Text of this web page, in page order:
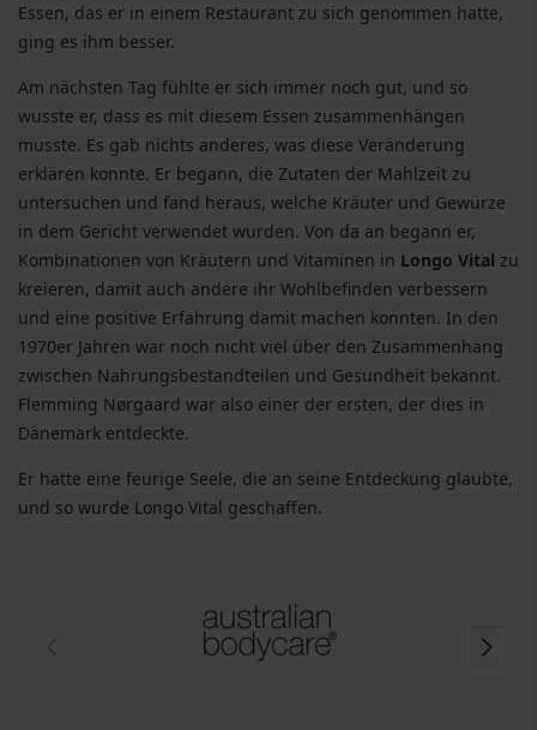
Essen, das er in einem Restaurant zu sich genommen hatte,
ging es ihm besser.
Am nächsten Tag fühlte er sich immer noch gut, und so
wusste er, dass es mit diesem Essen zusammenhängen
musste. Es gab nichts anderes, was diese Veränderung
erklären konnte. Er begann, die Zutaten der Mahlzeit zu
untersuchen und fand heraus, welche Kräuter und Gewürze
in dem Gericht verwendet wurden. Von da an begann er,
Kombinationen von Kräutern und Vitaminen in Longo Vital zu
kreieren, damit auch andere ihr Wohlbefinden verbessern
und eine positive Erfahrung damit machen konnten. In den
1970er Jahren war noch nicht viel über den Zusammenhang
zwischen Nahrungsbestandteilen und Gesundheit bekannt.
Flemming Nørgaard war also einer der ersten, der dies in
Dänemark entdeckte.
Er hatte eine feurige Seele, die an seine Entdeckung glaubte,
und so wurde Longo Vital geschaffen.